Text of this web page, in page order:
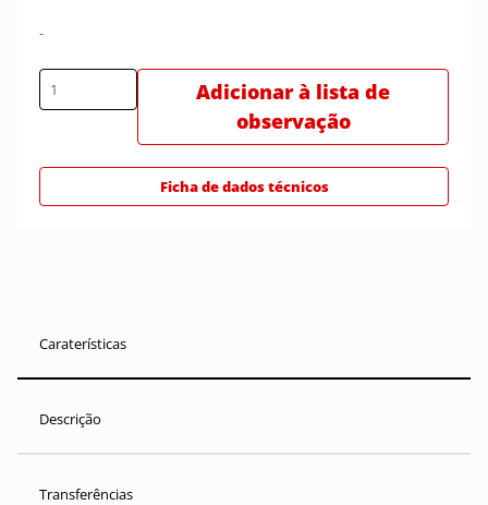
-
Adicionar à lista de
observação
Ficha de dados técnicos
Caraterísticas
Descrição
Transferências